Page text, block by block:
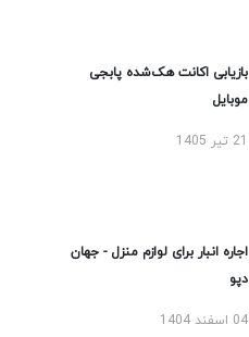
بازیابی اکانت هک‌شده پابجی
موبایل
21 تیر 1405
اجاره انبار برای لوازم منزل - جهان
دپو
04 اسفند 1404